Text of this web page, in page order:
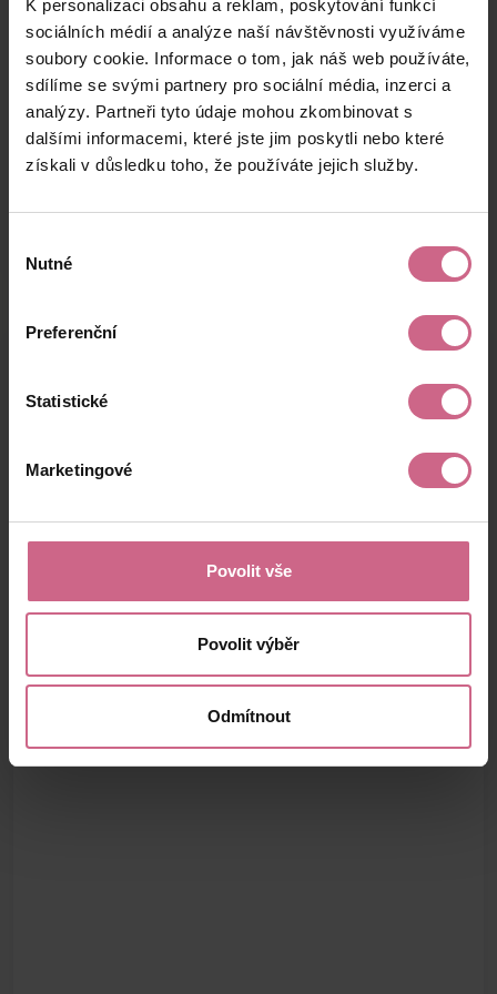
K personalizaci obsahu a reklam, poskytování funkcí
sociálních médií a analýze naší návštěvnosti využíváme
soubory cookie. Informace o tom, jak náš web používáte,
sdílíme se svými partnery pro sociální média, inzerci a
analýzy. Partneři tyto údaje mohou zkombinovat s
dalšími informacemi, které jste jim poskytli nebo které
získali v důsledku toho, že používáte jejich služby.
souhlasu
Nutné
Preferenční
Statistické
Marketingové
Povolit vše
Povolit výběr
Odmítnout
T****
V****
9. 7. 2024
20:32:04
M****
K****
100 Kč
9. 7. 2024
19:30:22
19 Kč
J****
F****
1 000 Kč
9. 7. 2024
19:14:57
190 Kč
keyboard_arrow_left keyboard_arrow_right